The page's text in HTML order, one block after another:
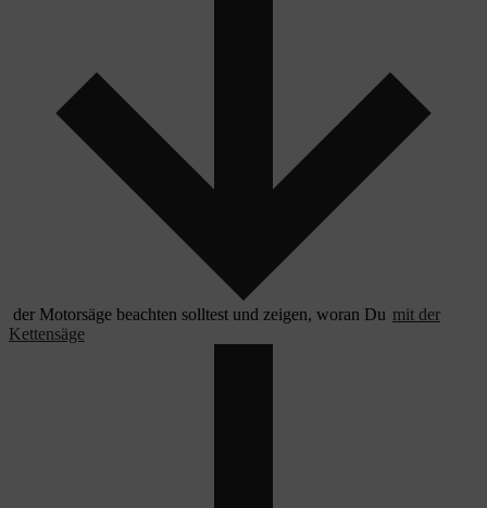
der Motorsäge beachten solltest und zeigen, woran Du mit der
Kettensäge